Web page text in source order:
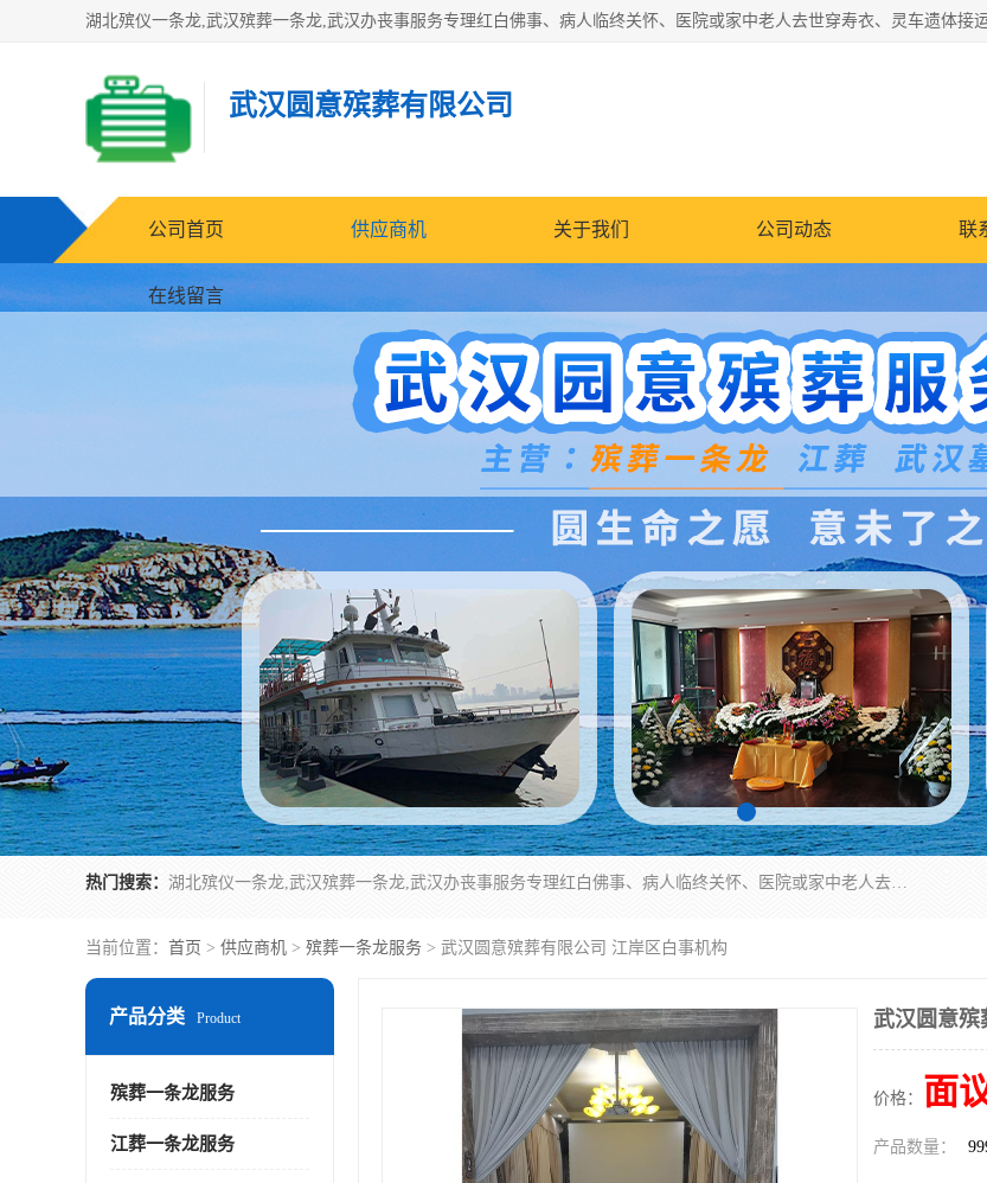
武汉圆意殡葬有限公司
公司首页 供应商机 关于我们 公司动态 联
在线留言
热门搜索： 湖北殡仪一条龙,武汉殡葬一条龙,武汉办丧事服务专理红白佛事、病人临终关怀、医院或家中老人去世穿寿衣、灵车遗体接运、殡仪馆告别厅预约、办理火葬场手续、民俗丧事策划、遗体告别仪式、民俗礼仪服务、殡葬礼仪策划、陵园墓位导购、寺庙塔位择吉、往生功德策划、民俗功德策划、异地殡葬礼仪服务、异地骨灰接送返乡
当前位置： 首页 > 供应商机 > 殡葬一条龙服务 > 武汉圆意殡葬有限公司 江岸区白事机构
产品分类 Product
殡葬一条龙服务
江葬一条龙服务
武汉圆意殡
价格： 面
产品数量：